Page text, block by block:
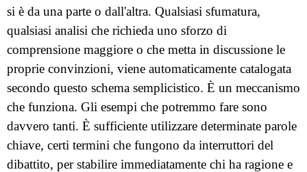
si è da una parte o dall'altra. Qualsiasi sfumatura,
qualsiasi analisi che richieda uno sforzo di
comprensione maggiore o che metta in discussione le
proprie convinzioni, viene automaticamente catalogata
secondo questo schema semplicistico. È un meccanismo
che funziona. Gli esempi che potremmo fare sono
davvero tanti. È sufficiente utilizzare determinate parole
chiave, certi termini che fungono da interruttori del
dibattito, per stabilire immediatamente chi ha ragione e